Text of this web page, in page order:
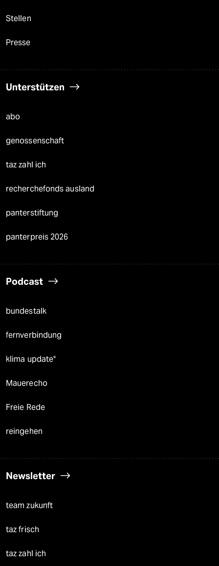
Stellen
Presse
Unterstützen
abo
genossenschaft
taz zahl ich
recherchefonds ausland
panterstiftung
panterpreis 2026
Podcast
bundestalk
fernverbindung
klima update°
Mauerecho
Freie Rede
reingehen
Newsletter
team zukunft
taz frisch
taz zahl ich